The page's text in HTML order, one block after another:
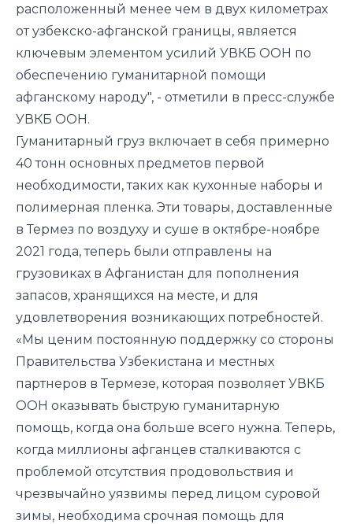
расположенный менее чем в двух километрах
от узбекско-афганской границы, является
ключевым элементом усилий УВКБ ООН по
обеспечению гуманитарной помощи
афганскому народу", - отметили в пресс-службе
УВКБ ООН.
Гуманитарный груз включает в себя примерно
40 тонн основных предметов первой
необходимости, таких как кухонные наборы и
полимерная пленка. Эти товары, доставленные
в Термез по воздуху и суше в октябре-ноябре
2021 года, теперь были отправлены на
грузовиках в Афганистан для пополнения
запасов, хранящихся на месте, и для
удовлетворения возникающих потребностей.
«Мы ценим постоянную поддержку со стороны
Правительства Узбекистана и местных
партнеров в Термезе, которая позволяет УВКБ
ООН оказывать быструю гуманитарную
помощь, когда она больше всего нужна. Теперь,
когда миллионы афганцев сталкиваются с
проблемой отсутствия продовольствия и
чрезвычайно уязвимы перед лицом суровой
зимы, необходима срочная помощь для